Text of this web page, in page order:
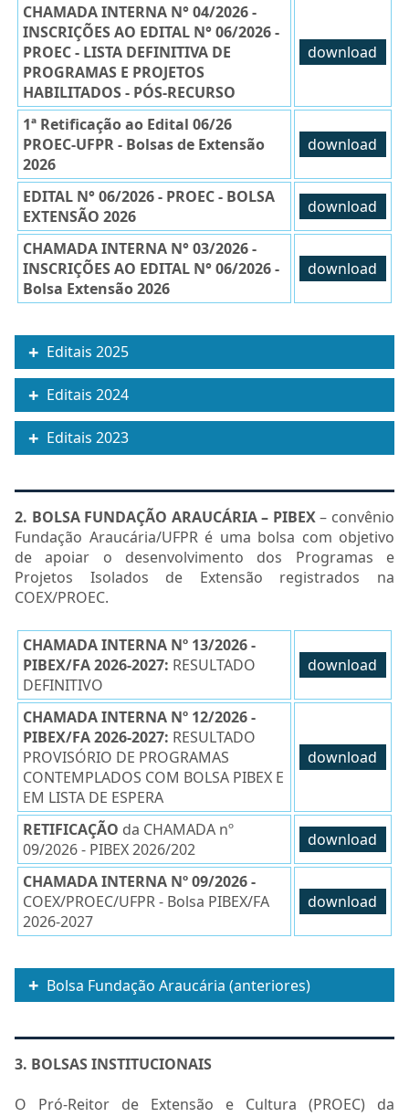
CHAMADA INTERNA N° 04/2026 -
INSCRIÇÕES AO EDITAL N° 06/2026 -
PROEC - LISTA DEFINITIVA DE
PROGRAMAS E PROJETOS
HABILITADOS - PÓS-RECURSO
download
1ª Retificação ao Edital 06/26
PROEC-UFPR - Bolsas de Extensão
2026
download
EDITAL N° 06/2026 - PROEC - BOLSA
EXTENSÃO 2026
download
CHAMADA INTERNA N° 03/2026 -
INSCRIÇÕES AO EDITAL N° 06/2026 -
Bolsa Extensão 2026
download
Editais 2025
Editais 2024
Editais 2023
2. BOLSA FUNDAÇÃO ARAUCÁRIA – PIBEX– convênio
Fundação Araucária/UFPR é uma bolsa com objetivo
de apoiar o desenvolvimento dos Programas e
Projetos Isolados de Extensão registrados na
COEX/PROEC.
CHAMADA INTERNA Nº 13/2026 -
PIBEX/FA 2026-2027: RESULTADO
DEFINITIVO
download
CHAMADA INTERNA Nº 12/2026 -
PIBEX/FA 2026-2027: RESULTADO
PROVISÓRIO DE PROGRAMAS
CONTEMPLADOS COM BOLSA PIBEX E
EM LISTA DE ESPERA
download
RETIFICAÇÃO da CHAMADA nº
09/2026 - PIBEX 2026/202
download
CHAMADA INTERNA Nº 09/2026 -
COEX/PROEC/UFPR - Bolsa PIBEX/FA
2026-2027
download
Bolsa Fundação Araucária (anteriores)
3. BOLSAS INSTITUCIONAIS
O Pró-Reitor de Extensão e Cultura (PROEC) da